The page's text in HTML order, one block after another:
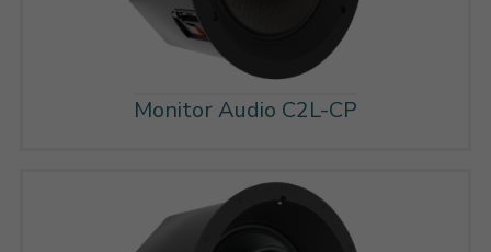
Monitor Audio C2L-CP